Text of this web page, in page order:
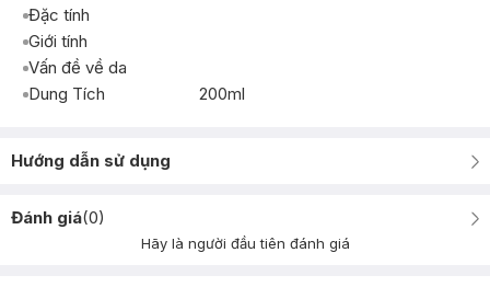
Đặc tính
Giới tính
Vấn đề về da
Dung Tích
200ml
Hướng dẫn sử dụng
Đánh giá(0)
Hãy là người đầu tiên đánh giá